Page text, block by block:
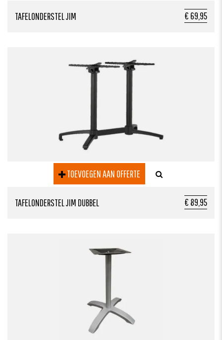
€ 69,95
TAFELONDERSTEL JIM
TOEVOEGEN AAN OFFERTE
€ 89,95
TAFELONDERSTEL JIM DUBBEL